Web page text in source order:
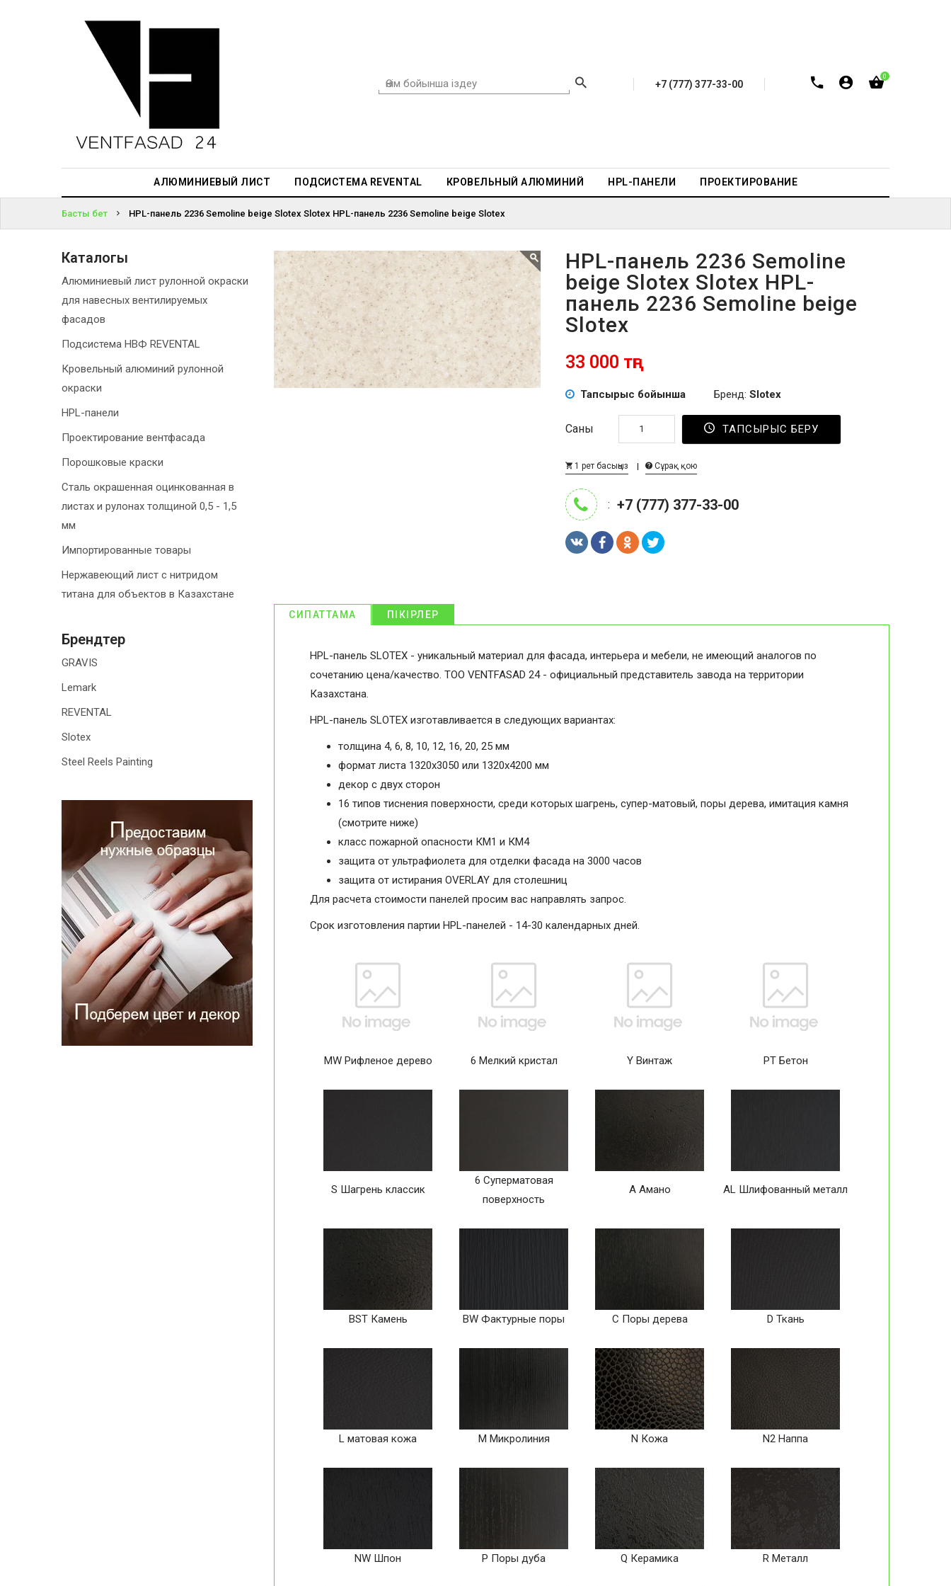
+7 (777) 377-33-00
0
АЛЮМИНИЕВЫЙ ЛИСТ ПОДСИСТЕМА REVENTAL КРОВЕЛЬНЫЙ АЛЮМИНИЙ HPL-ПАНЕЛИ ПРОЕКТИРОВАНИЕ
АЛЮМИНИЕВЫЙ
ПРОЕКТИРОВАНИЕ
КІРІҢІЗ
ПАРОЛЬДІ
БА?
Басты бет HPL-панель 2236 Semoline beige Slotex Slotex HPL-панель 2236 Semoline beige Slotex
HPL-панель 2236 Semoline
beige Slotex Slotex HPL-
панель 2236 Semoline beige
Slotex
33 000 тңг
Тапсырыс бойынша Бренд: Slotex
Саны ТАПСЫРЫС БЕРУ
1 рет басыңыз Сұрақ қою
: +7 (777) 377-33-00
СИПАТТАМА ПІКІРЛЕР
HPL-панель SLOTEX - уникальный материал для фасада, интерьера и мебели, не имеющий аналогов по
сочетанию цена/качество. ТОО VENTFASAD 24 - официальный представитель завода на территории
Казахстана.
HPL-панель SLOTEX изготавливается в следующих вариантах:
толщина 4, 6, 8, 10, 12, 16, 20, 25 мм
формат листа 1320х3050 или 1320х4200 мм
декор с двух сторон
16 типов тиснения поверхности, среди которых шагрень, супер-матовый, поры дерева, имитация камня
(смотрите ниже)
класс пожарной опасности КМ1 и КМ4
защита от ультрафиолета для отделки фасада на 3000 часов
защита от истирания OVERLAY для столешниц
Для расчета стоимости панелей просим вас направлять запрос.
Срок изготовления партии HPL-панелей - 14-30 календарных дней.
MW Рифленое дерево 6 Мелкий кристал Y Винтаж PT Бетон
S Шагрень классик
6 Суперматовая
поверхность
A Амано AL Шлифованный металл
BST Камень BW Фактурные поры C Поры дерева D Ткань
L матовая кожа M Микролиния N Кожа N2 Наппа
NW Шпон P Поры дуба Q Керамика R Металл
Каталогы
Алюминиевый лист рулонной окраски
для навесных вентилируемых
фасадов
Подсистема НВФ REVENTAL
Кровельный алюминий рулонной
окраски
HPL-панели
Проектирование вентфасада
Порошковые краски
Сталь окрашенная оцинкованная в
листах и рулонах толщиной 0,5 - 1,5
мм
Импортированные товары
Нержавеющий лист с нитридом
титана для объектов в Казахстане
Брендтер
GRAVIS
Lemark
REVENTAL
Slotex
Steel Reels Painting